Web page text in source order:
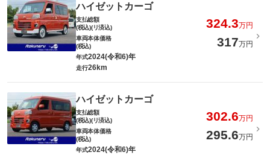
ハイゼットカーゴ
支払総額
(税込)(リ済込)
324.3万円
車両本体価格
(税込)
317万円
年式2024(令和6)年
走行26km
ハイゼットカーゴ
支払総額
(税込)(リ済込)
302.6万円
車両本体価格
(税込)
295.6万円
年式2024(令和6)年